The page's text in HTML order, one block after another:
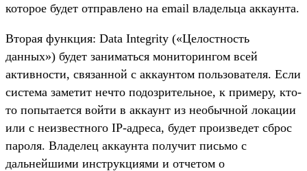
которое будет отправлено на email владельца аккаунта.
Вторая функция: Data Integrity («Целостность
данных») будет заниматься мониторингом всей
активности, связанной с аккаунтом пользователя. Если
система заметит нечто подозрительное, к примеру, кто-
то попытается войти в аккаунт из необычной локации
или с неизвестного IP-адреса, будет произведет сброс
пароля. Владелец аккаунта получит письмо с
дальнейшими инструкциями и отчетом о